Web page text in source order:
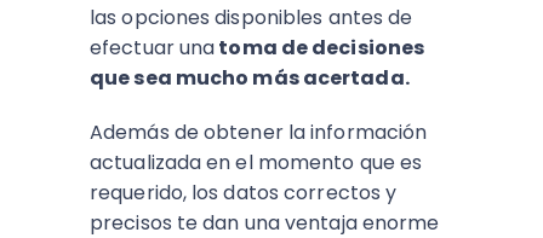
las opciones disponibles antes de
efectuar unatoma de decisiones
que sea mucho más acertada.
Además de obtener la información
actualizada en el momento que es
requerido, los datos correctos y
precisos te dan una ventaja enorme